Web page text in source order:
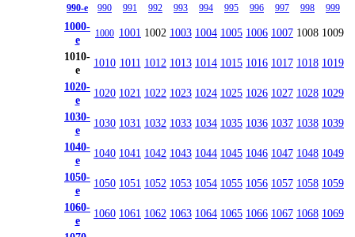
990-е 990 991 992 993 994 995 996 997 998 999
1000-
е
1000 1001 1002 1003 1004 1005 1006 1007 1008 1009
1010-
е
1010 1011 1012 1013 1014 1015 1016 1017 1018 1019
1020-
е
1020 1021 1022 1023 1024 1025 1026 1027 1028 1029
1030-
е
1030 1031 1032 1033 1034 1035 1036 1037 1038 1039
1040-
е
1040 1041 1042 1043 1044 1045 1046 1047 1048 1049
1050-
е
1050 1051 1052 1053 1054 1055 1056 1057 1058 1059
1060-
е
1060 1061 1062 1063 1064 1065 1066 1067 1068 1069